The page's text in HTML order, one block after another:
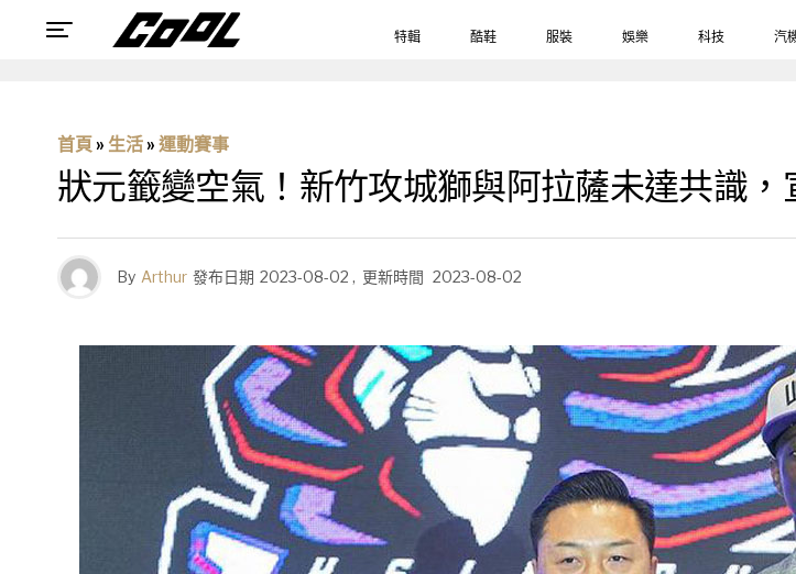
特輯 酷鞋 服裝 娛樂 科技 汽
首頁 » 生活 » 運動賽事
狀元籤變空氣！新竹攻城獅與阿拉薩未達共識，
By Arthur 發布日期 2023-08-02 , 更新時間 2023-08-02